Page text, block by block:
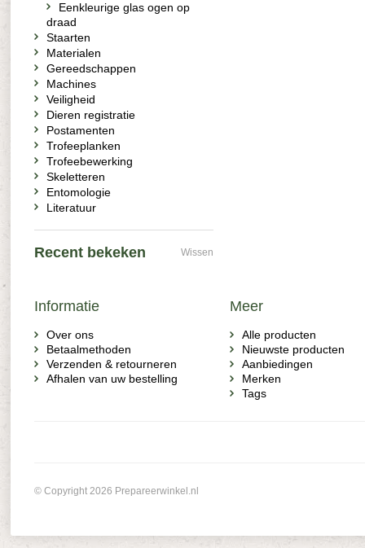
Eenkleurige glas ogen op
draad
Staarten
Materialen
Gereedschappen
Machines
Veiligheid
Dieren registratie
Postamenten
Trofeeplanken
Trofeebewerking
Skeletteren
Entomologie
Literatuur
Recent bekeken Wissen
Informatie
Over ons
Betaalmethoden
Verzenden & retourneren
Afhalen van uw bestelling
Meer
Alle producten
Nieuwste producten
Aanbiedingen
Merken
Tags
© Copyright 2026 Prepareerwinkel.nl